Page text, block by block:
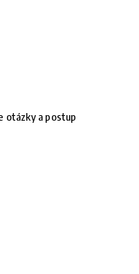
otázky a postup